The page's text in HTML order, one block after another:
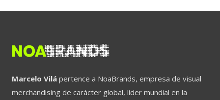
Marcelo Vilá pertence a NoaBrands, empresa de visual
merchandising de carácter global, líder mundial en la